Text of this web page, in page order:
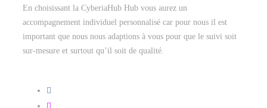
En choisissant la CyberiaHub Hub vous aurez un
accompagnement individuel personnalisé car pour nous il est
important que nous nous adaptions à vous pour que le suivi soit
sur-mesure et surtout qu’il soit de qualité.